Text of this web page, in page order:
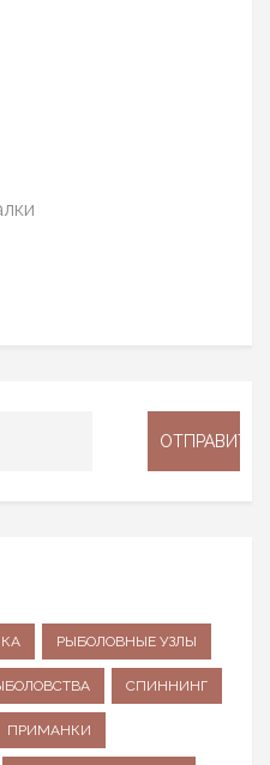
РЫБОЛОВНЫЕ УЗЛЫ
СПИННИНГ
ПРИМАНКИ